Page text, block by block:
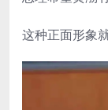
这种正面形象